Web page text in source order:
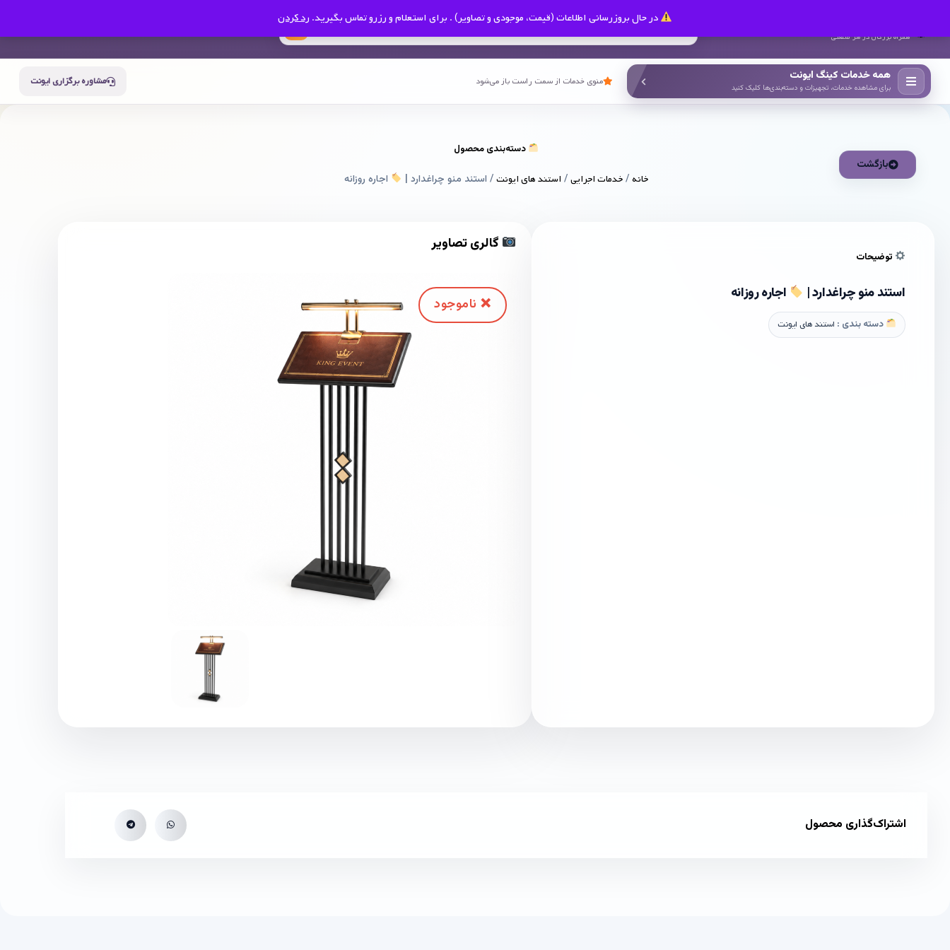
در حال بروزرسانی اطلاعات (قیمت، موجودی و تصاویر) . برای استعلام و رزرو تماس بگیرید. رد کردن
همراه بزرگان در هر صنعتی
همه خدمات کینگ ایونت
برای مشاهده خدمات، تجهیزات و دسته‌بندی‌ها کلیک کنید
منوی خدمات از سمت راست باز می‌شود مشاوره برگزاری ایونت
بازگشت
دسته‌بندی محصول
خانه/خدمات اجرایی/ استند های ایونت/ استند منو چراغدارد | اجاره روزانه
گالری تصاویر
توضیحات
استند منو چراغدارد | اجاره روزانه
دسته بندی : استند های ایونت
اشتراک‌گذاری محصول